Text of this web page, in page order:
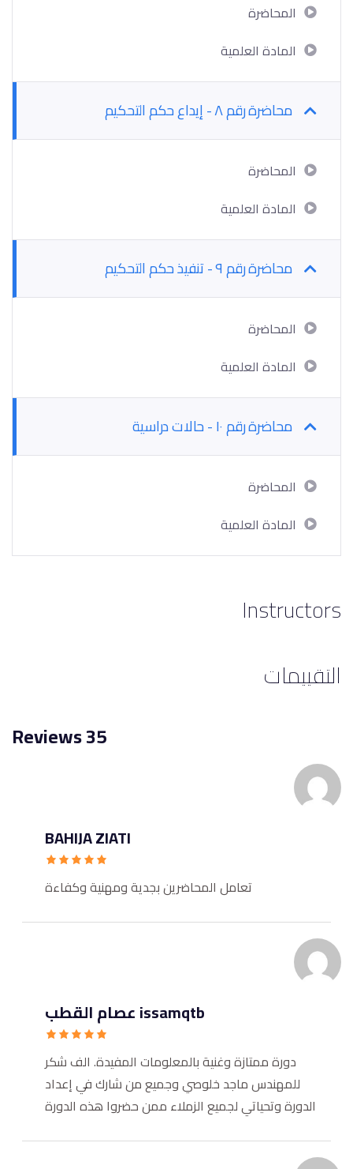
المحاضرة
المادة العلمية
محاضرة رقم ٨ - إيداع حكم التحكيم
المحاضرة
المادة العلمية
محاضرة رقم ٩ - تنفيذ حكم التحكيم
المحاضرة
المادة العلمية
محاضرة رقم ١٠ - حالات دراسية
المحاضرة
المادة العلمية
Instructors
التقييمات
35 Reviews
BAHIJA ZIATI
تعامل المحاضرين بجدية ومهنية وكفاءة
issamqtb عصام القطب
دورة ممتازة وغنية بالمعلومات المفيدة. الف شكر
للمهندس ماجد خلوصي وجميع من شارك في إعداد
الدورة وتحياتي لجميع الزملاء ممن حضروا هذه الدورة